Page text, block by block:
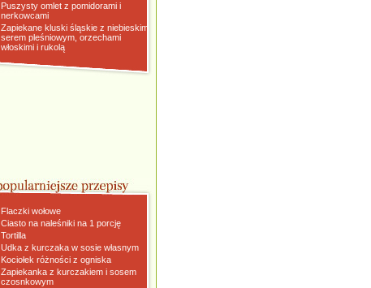
Puszysty omlet z pomidorami i
nerkowcami
Zapiekane kluski śląskie z niebieskim
serem pleśniowym, orzechami
włoskimi i rukolą
Flaczki wołowe
Ciasto na naleśniki na 1 porcję
Tortilla
Udka z kurczaka w sosie własnym
Kociołek różności z ogniska
Zapiekanka z kurczakiem i sosem
czosnkowym